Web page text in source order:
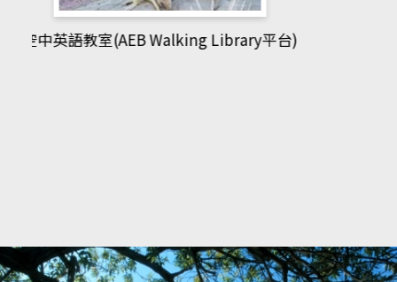
網管人(kono平台)